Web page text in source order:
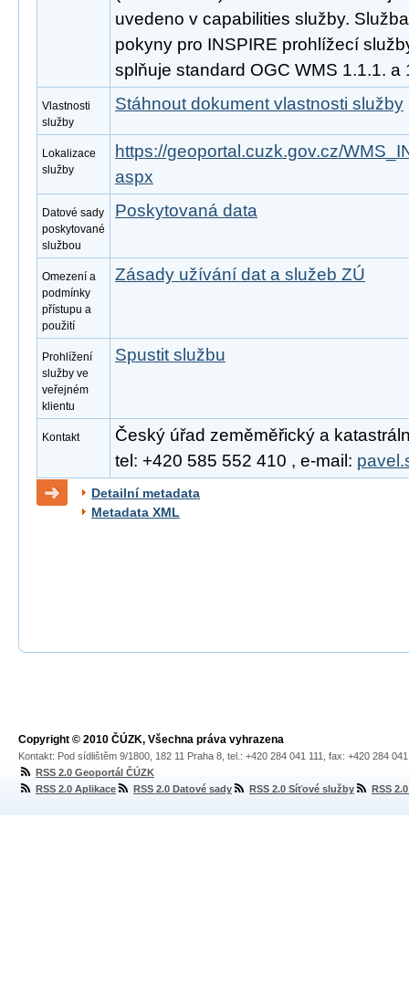
uvedeno v capabilities služby.
pokyny pro INSPIRE prohlížecí
splňuje standard OGC WMS 1.1.1. a
Vlastnosti
služby
Stáhnout dokument vlastnosti služby
Lokalizace
služby
https://geoportal.cuzk.gov.cz/
aspx
Datové sady
poskytované
službou
Poskytovaná data
Omezení a
podmínky
přístupu a
použití
Zásady užívání dat a služeb ZÚ
Prohlížení
služby ve
veřejném
klientu
Spustit službu
Kontakt
Český úřad zeměměřický a
tel: +420 585 552 410 , e-mail:
Detailní metadata
Metadata XML
Copyright © 2010 ČÚZK, Všechna práva vyhrazena
Kontakt: Pod sídlištěm 9/1800, 182 11 Praha 8, tel.: +420 284 041 111, fax: +420 284
RSS 2.0 Geoportál ČÚZK
RSS 2.0 Aplikace
RSS 2.0 Datové sady RSS 2.0 Síťové služby RSS